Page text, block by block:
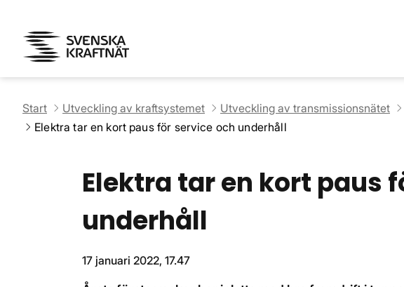
Start Utveckling av kraftsystemet Utveckling av transmissionsnätet
Elektra tar en kort paus för service och underhåll
Elektra tar en kort paus
underhåll
17 januari 2022, 17.47